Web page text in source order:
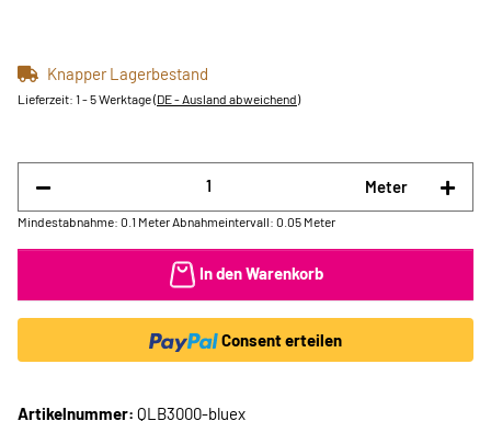
Knapper Lagerbestand
Lieferzeit: 1 - 5 Werktage(DE - Ausland abweichend)
Meter
Mindestabnahme: 0.1 Meter Abnahmeintervall: 0.05 Meter
In den Warenkorb
Consent erteilen
Artikelnummer: QLB3000-bluex